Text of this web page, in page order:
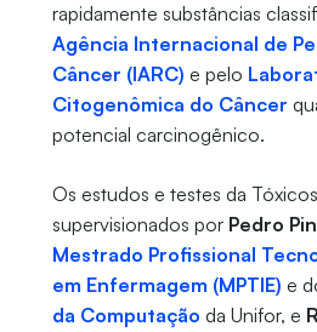
rapidamente substâncias
Agência Internacional de
Câncer (IARC) e pelo
Citogenômica do Câncer
potencial carcinogênico.
Os estudos e testes da
supervisionados por Pedro
Mestrado Profissional
em Enfermagem (MPTIE) e
da Computação da Unifor, e